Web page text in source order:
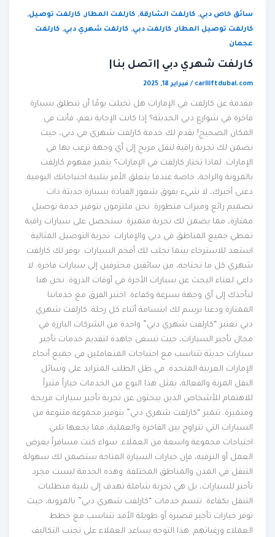
سائق خاص دبي,كارلفت الشارقة,كارلفت المطار,كارلفت توصيل,
كارلفت توصيل المطار,كارلفت دبي,كارلفت شهري دبي,كارلفت
عجمان
كارلفت شهري دبي |اتصل بنا|
carliiftdubai.com
/فبراير 18, 2025
مقدمة عن كارلفت في الإمارات هل تخيلت يومًا أن تنطلق بسيارة
فاخرة في شوارع دبي الحديثة؟ إذا كانت الإجابة نعم، فأنت في
المكان الصحيح! نقدم لك خدمة كارلفت شهري في دبي، حيث
نضمن لك تجربة راقية لنقل مريح إلى أي وجهة ترغب بها في
الإمارات. لماذا تختار كارلفت في الإمارات؟ يتميز مفهوم كارلفت
بالمرونة والراحة، خاصة عندما يتعلق الأمر بتلبية احتياجاتك اليومية.
دعني أخبرك، لا شيء يفوق شعور القيادة بسيارة حديثة ذات
تصميم رائع وميزات متطورة. نحن ملتزمون بتوفير خدمة توصيل
ممتازة، مما يضمن لك تجربة متميزة. ستحصل على سيارات راقية
تغطي جميع المناطق في دبي والإمارات. تجربة التوصيل المثالية
استعد للاسترخاء بينما نجلب لك أفخم السيارات. يوفر لك كارلفت
شهري كل ما تحتاجه، من سائقين محترفين إلى سيارات فاخرة. لا
داعي لعناء البحث عن سيارات الأجرة في أوقات الذروة. نحن هنا
لنأخذك إلى أي وجهة بسرعة وكفاءة. اختبر الفرق مع خدماتنا
الممتازة ودعنا نرسم لك ابتسامة أثناء كل رحلة. كارلفت شهري
دبي تعتبر “كارلفت شهري دبي” واحدة من الشركات البارزة في
مجال تأجير السيارات، حيث تسعى جاهدة لتقديم خدمات تأجير
سيارات حديثة تتناسب مع احتياجات المتعاملين في جميع أنحاء
الإمارات العربية المتحدة. في ظل الطلب المتزايد على وسائل
النقل المرنة والفعالة، يمثل هذا النوع من الخدمات خياراً مثيراً
للاهتمام للأشخاص الذين يبحثون عن تجربة تأجير سيارات مريحة
ومتميزة. تتميز “كارلفت شهري دبي” بتوفير مجموعة متنوعة من
السيارات التي تتراوح بين الفاخرة والعملية، مما يجعها تلبي
احتياجات مجموعة واسعة من العملاء. سواء كنت مسافراً بغرض
العمل أو الترفيه، فإن خيارات السيارة المتاحة ستضمن لك سهولة
التنقل في المدن والمناطق المختلفة. وهذه الخدمة ليست مجرد
تأجير للسيارات، بل هي تجربة شاملة تهدف إلى تلبية متطلبات
التنقل بكفاءة. تتسم خدمات “كارلفت شهري دبي” بالمرونة، حيث
توفر خيارات تأجير قصيرة أو طويلة الأمد تتناسب مع خطط
العملاء ورغباتهم. هذا التوجه يساعد العملاء على تجنب التكاليف